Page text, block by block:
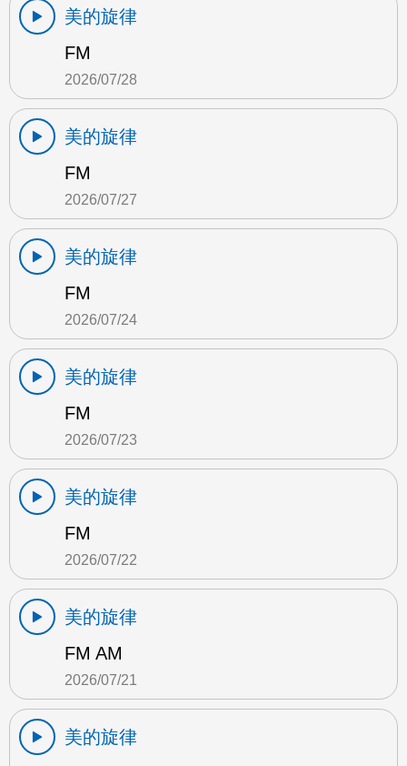
美的旋律
FM
2026/07/28
美的旋律
FM
2026/07/27
美的旋律
FM
2026/07/24
美的旋律
FM
2026/07/23
美的旋律
FM
2026/07/22
美的旋律
FM AM
2026/07/21
美的旋律